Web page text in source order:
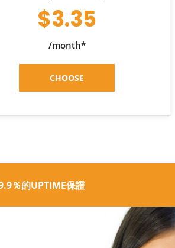
$3.35
/month*
CHOOSE
％的UPTIME保證